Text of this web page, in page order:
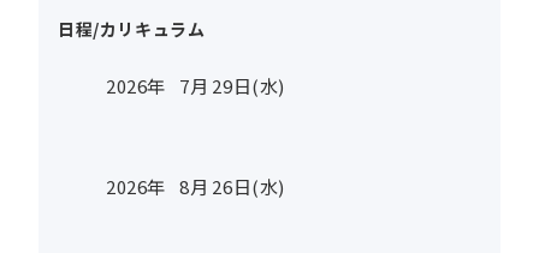
日程/カリキュラム
2026年 7月 29日(水)
2026年 8月 26日(水)